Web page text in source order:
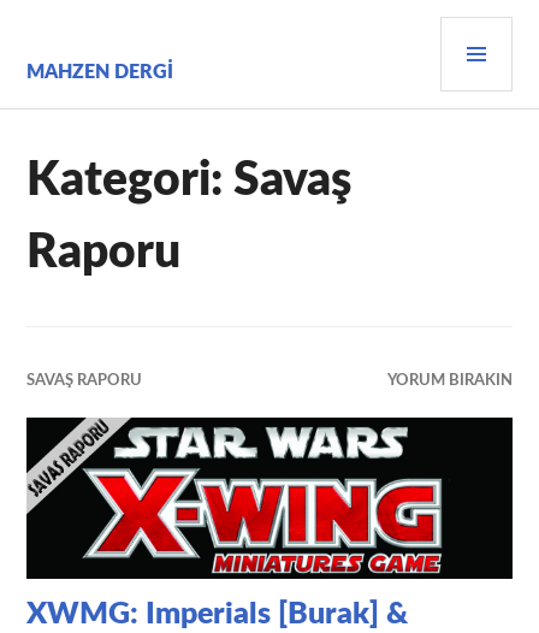
MAHZEN DERGI
Kategori:Savaş
Raporu
SAVAŞ RAPORU YORUM BIRAKIN
XWMG: Imperials [Burak] &